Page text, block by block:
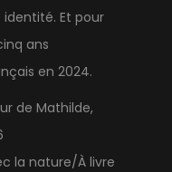
Et pour
ans
en 2024.
de Mathilde,
la nature/À livre